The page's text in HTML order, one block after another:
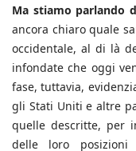
Ma stiamo parlando
ancora chiaro quale
occidentale, al di là
infondate che oggi
fase, tuttavia,
gli Stati Uniti e altre
quelle descritte, per
delle loro posizioni